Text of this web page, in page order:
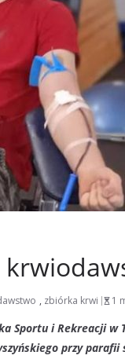
, zbiórka krwi 1
Sportu i Rekreacji w
przy